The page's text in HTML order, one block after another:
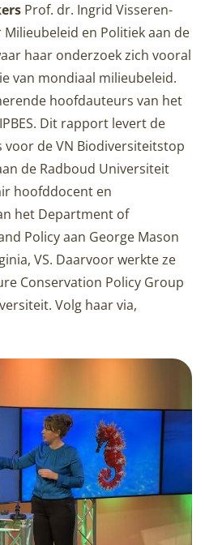
Prof. dr. Ingrid Visseren-
en Politiek aan de
haar onderzoek zich vooral
van mondiaal milieubeleid.
hoofdauteurs van het
Dit rapport levert de
voor de VN Biodiversiteitstop
de Radboud Universiteit
hoofddocent en
het Department of
Policy aan George Mason
VS. Daarvoor werkte ze
Conservation Policy Group
Volg haar via,